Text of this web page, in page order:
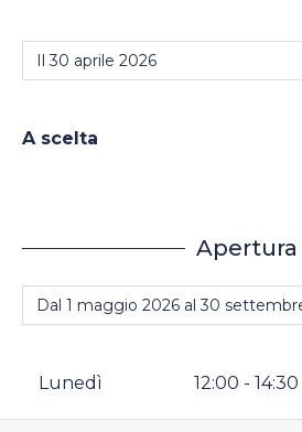
A scelta
Apertura
Lunedì 12:00 - 14:30